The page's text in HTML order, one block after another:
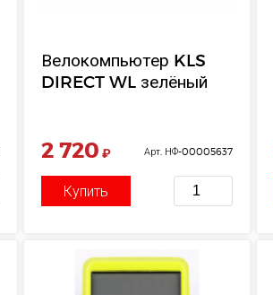
Велокомпьютер KLS
DIRECT WL зелёный
2 720 ₽ Арт. НФ-00005637
Купить